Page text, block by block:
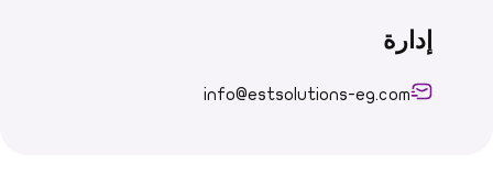
إدارة
info@estsolutions-eg.com